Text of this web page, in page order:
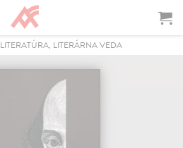
LITERATÚRA, LITERÁRNA VEDA